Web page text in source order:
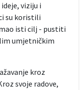
viziju i
su koristili
isti cilj - pustiti
umjetničkim
kroz
svoje radove,